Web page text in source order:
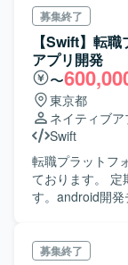
フォーマンス最
の技術力を大きく高め
Swift、Kotlin、
としてSwiftUIや
Android
クチャを活用し
めます。インフ
Protocol Buffers
Cloud Buildを用
よる構成管理、
リング基盤、
AutifyによるQA
ダンな開発環境
中心としたモバ
います。既存の
を行っていただ
募集終了
【Swift】転
アプリ開発
〜
東京都
ネイティブ
Swift
転職プラットフ
ております。 定
す。android開
募集終了